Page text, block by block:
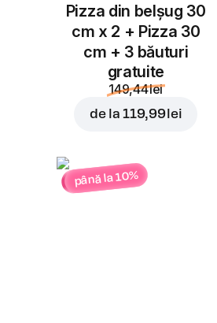
Pizza din belșug 30
cm x 2 + Pizza 30
cm + 3 băuturi
gratuite
149,44 lei
de la119,99 lei
până la 10%